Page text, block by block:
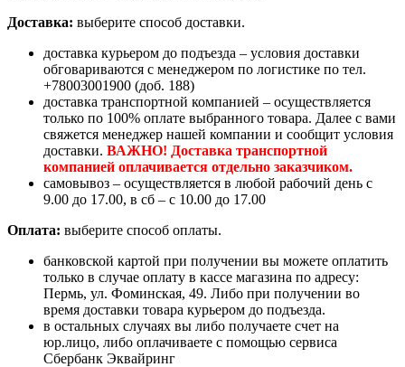
Доставка: выберите способ доставки.
доставка курьером до подъезда – условия доставки
обговариваются с менеджером по логистике по тел.
+78003001900 (доб. 188)
доставка транспортной компанией – осуществляется
только по 100% оплате выбранного товара. Далее с вами
свяжется менеджер нашей компании и сообщит условия
доставки. ВАЖНО! Доставка транспортной
компанией оплачивается отдельно заказчиком.
самовывоз – осуществляется в любой рабочий день с
9.00 до 17.00, в сб – с 10.00 до 17.00
Оплата: выберите способ оплаты.
банковской картой при получении вы можете оплатить
только в случае оплату в кассе магазина по адресу:
Пермь, ул. Фоминская, 49. Либо при получении во
время доставки товара курьером до подъезда.
в остальных случаях вы либо получаете счет на
юр.лицо, либо оплачиваете с помощью сервиса
Сбербанк Эквайринг